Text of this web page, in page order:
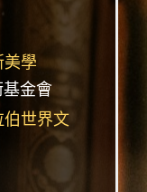
美學
金會
世界文